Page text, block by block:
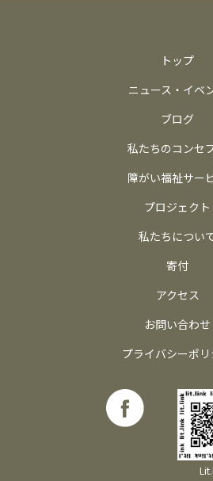
トップ
ニュース・イベ
ブログ
私たちのコンセ
障がい福祉サー
プロジェクト
私たちについ
寄付
アクセス
お問い合わせ
プライバシーポリ